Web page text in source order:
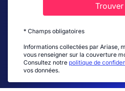
Trouver
* Champs obligatoires
Informations collectées par Ariase,
vous renseigner sur la couverture
Consultez notre politique de
vos données.